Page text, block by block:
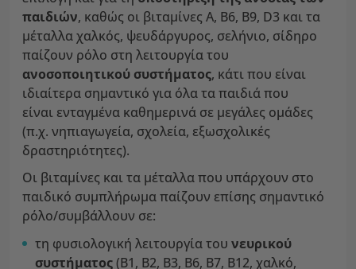
παιδιών, καθώς οι βιταμίνες A, B6, B9, D3 και τα
μέταλλα χαλκός, ψευδάργυρος, σελήνιο, σίδηρο
παίζουν ρόλο στη λειτουργία του
ανοσοποιητικού συστήματος, κάτι που είναι
ιδιαίτερα σημαντικό για όλα τα παιδιά που
είναι ενταγμένα καθημερινά σε μεγάλες ομάδες
(π.χ. νηπιαγωγεία, σχολεία, εξωσχολικές
δραστηριότητες).
Οι βιταμίνες και τα μέταλλα που υπάρχουν στο
παιδικό συμπλήρωμα παίζουν επίσης σημαντικό
ρόλο/συμβάλλουν σε:
τη φυσιολογική λειτουργία του νευρικού
συστήματος(B1, B2, B3, B6, B7, B12, χαλκό,